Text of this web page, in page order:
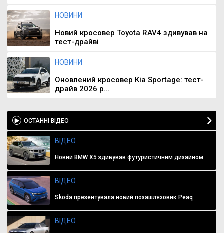
НОВИНИ
Новий кросовер Toyota RAV4 здивував на
тест-драйві
НОВИНИ
Оновлений кросовер Kia Sportage: тест-
драйв 2026 р...
ОСТАННІ ВІДЕО
ВІДЕО
Новий BMW X5 здивував футуристичним дизайном
ВІДЕО
Skoda презентувала новий позашляховик Peaq
ВІДЕО